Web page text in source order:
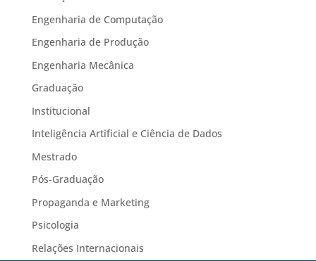
Engenharia de Computação
Engenharia de Produção
Engenharia Mecânica
Graduação
Institucional
Inteligência Artificial e Ciência de Dados
Mestrado
Pós-Graduação
Propaganda e Marketing
Psicologia
Relações Internacionais